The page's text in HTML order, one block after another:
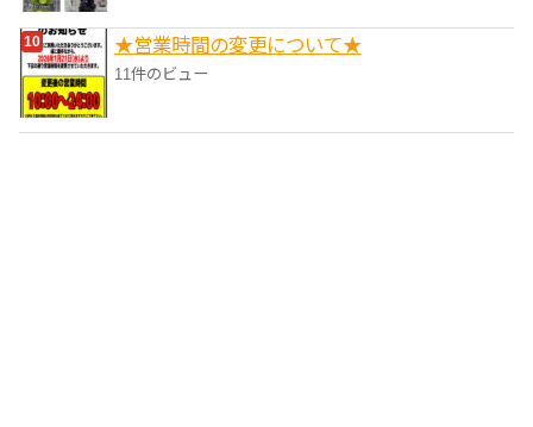
★営業時間の変更について★
11件のビュー